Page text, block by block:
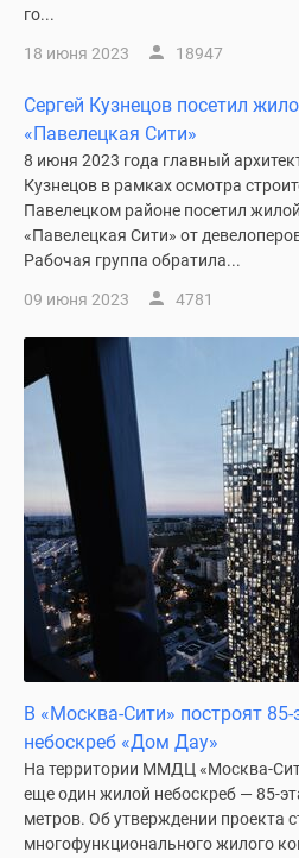
го...
18 июня 2023 18947
Сергей Кузнецов посетил
«Павелецкая Сити»
8 июня 2023 года главный
Кузнецов в рамках осмотра
Павелецком районе посетил
«Павелецкая Сити» от
Рабочая группа обратила...
09 июня 2023 4781
В «Москва-Сити» построят
небоскреб «Дом Дау»
На территории ММДЦ «Москва-
еще один жилой небоскреб — 85-
метров. Об утверждении проекта
многофункционального жилого